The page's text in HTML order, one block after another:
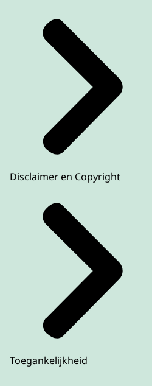
Disclaimer en Copyright
Toegankelijkheid